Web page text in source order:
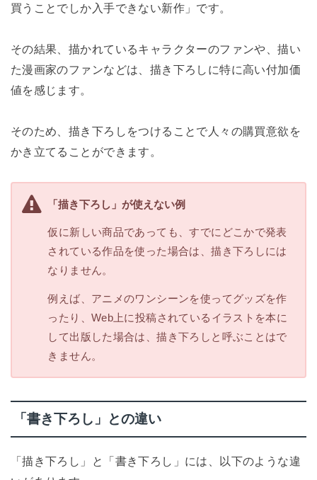
買うことでしか入手できない新作」です。
その結果、描かれているキャラクターのファンや、描い
た漫画家のファンなどは、描き下ろしに特に高い付加価
値を感じます。
そのため、描き下ろしをつけることで人々の購買意欲を
かき立てることができます。
「描き下ろし」が使えない例
仮に新しい商品であっても、すでにどこかで発表
されている作品を使った場合は、描き下ろしには
なりません。
例えば、アニメのワンシーンを使ってグッズを作
ったり、Web上に投稿されているイラストを本に
して出版した場合は、描き下ろしと呼ぶことはで
きません。
「書き下ろし」との違い
「描き下ろし」と「書き下ろし」には、以下のような違